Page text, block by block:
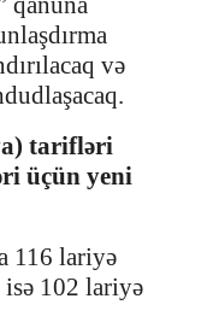
və
tarifləri
üçün yeni
116 lariyə
102 lariyə